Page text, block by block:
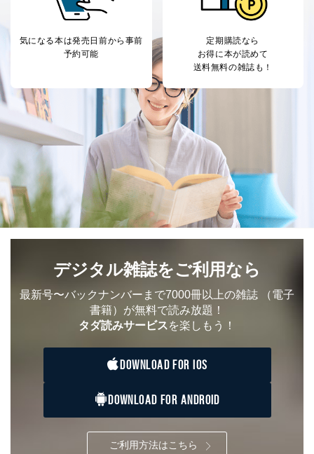
４．開示対象個人情報の「開示」「訂正」等の請求につ
当社は、本人から、開示対象個人情報について利用目的
の通知を求められた場合には、遅滞なくこれに応じま
す。ただし、以下①～④のいずれかに該当する場合は、
利用目的の通知を行なうことはできません。そのとき
は、本人に遅滞無くその旨を通知するとともに、理由を
説明させていただきます。
①利用目的を本人に通知し、又は公表することによって
本人又は第三者の生命、身体、財産その他の権利利益を
害するおそれがある場合
②利用目的を本人に通知し、又は公表することによって
当該事業者の権利又は正当な利益を害するおそれがある
場合
③国の機関又は地方公共団体が法令の定める事務を遂行
することに対して協力する必要がある場合であって、利
事務の遂行に支障を及ぼすおそれがあるとき
④開示対象個人情報の利用目的が明らかな場合
開示対象個人情報については、保有個人データの本人ま
たはその代理人からの利用目的の通知、開示、変更等
（内容の訂正、追加または削除）、利用停止等（「利用
の停止または消去」「第三者への提供の停止」）の求め
に対応させていただいております。 当社顧客の皆様の
す。マイページをご利用いただけない方、その他の方に
つきましては、下記Aをご覧ください。 また、ご登録い
番号、金融機関の名称あるいはクレジットカードの有効
気になる本は発売日前から事前
予約可能
定期購読なら
お得に本が読めて
送料無料の雑誌も！
デジタル雑誌をご利用なら
最新号〜バックナンバーまで7000冊以上の雑誌 （電子
書籍）が無料で読み放題！
タダ読みサービスを楽しもう！
DOWNLOAD FOR IOS
DOWNLOAD FOR ANDROID
ご利用方法はこちら